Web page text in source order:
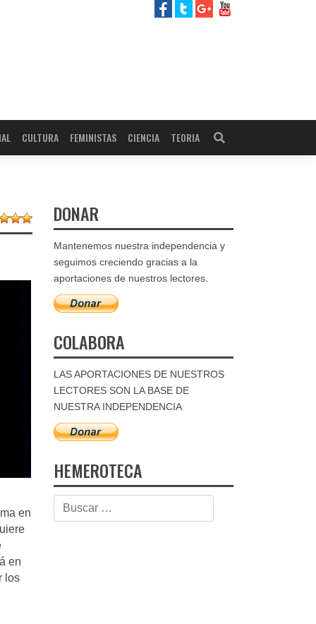
CULTURA FEMINISTAS CIENCIA TEORIA
en
en
los
DONAR
Mantenemos nuestra independencia y
seguimos creciendo gracias a la
aportaciones de nuestros lectores.
COLABORA
LAS APORTACIONES DE NUESTROS
LECTORES SON LA BASE DE
NUESTRA INDEPENDENCIA
HEMEROTECA